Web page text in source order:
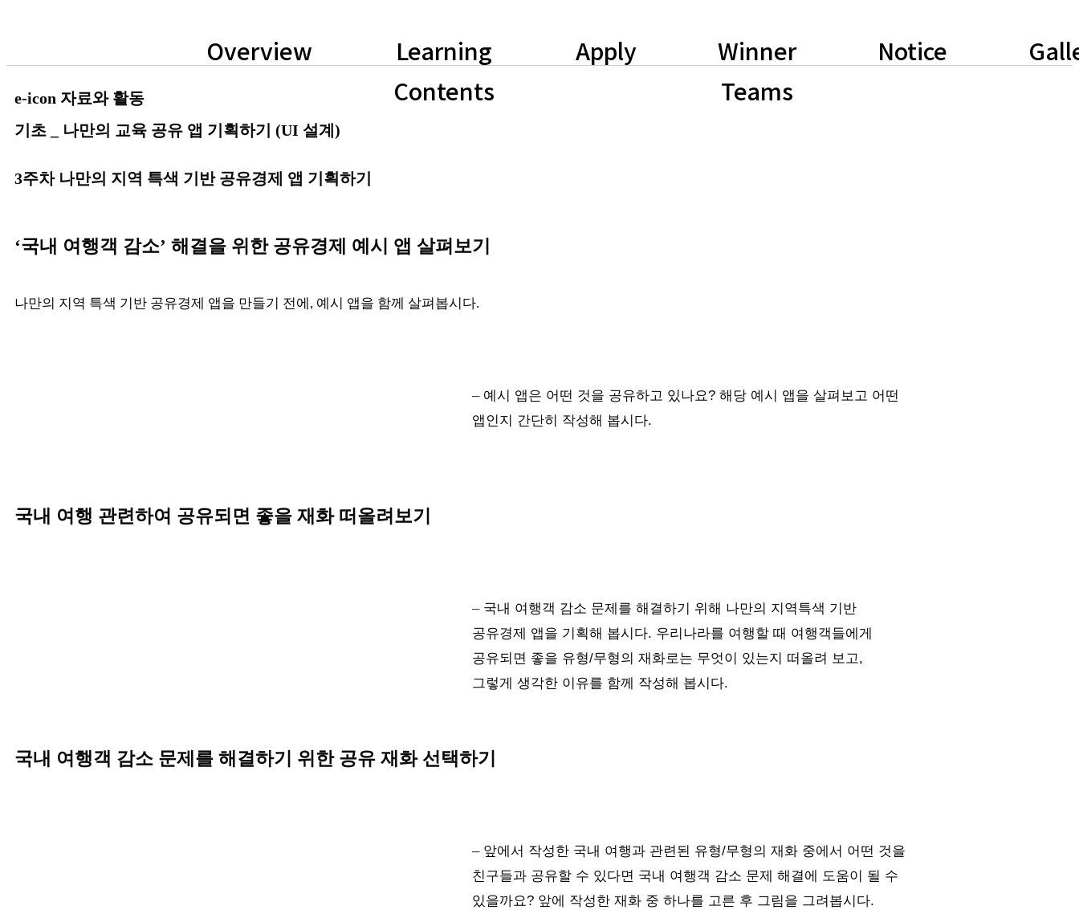
Overview
Learning
Contents
Apply
Winner
Teams
Notice
e-icon 자료와 활동
기초 _ 나만의 교육 공유 앱 기획하기 (UI 설계)
3주차 나만의 지역 특색 기반 공유경제 앱 기획하기
‘국내 여행객 감소’ 해결을 위한 공유경제 예시 앱 살펴보기
나만의 지역 특색 기반 공유경제 앱을 만들기 전에, 예시 앱을 함께 살펴봅시다.
– 예시 앱은 어떤 것을 공유하고 있나요? 해당 예시 앱을 살펴보고 어떤
앱인지 간단히 작성해 봅시다.
국내 여행 관련하여 공유되면 좋을 재화 떠올려보기
– 국내 여행객 감소 문제를 해결하기 위해 나만의 지역특색 기반
공유경제 앱을 기획해 봅시다. 우리나라를 여행할 때 여행객들에게
공유되면 좋을 유형/무형의 재화로는 무엇이 있는지 떠올려 보고,
그렇게 생각한 이유를 함께 작성해 봅시다.
국내 여행객 감소 문제를 해결하기 위한 공유 재화 선택하기
– 앞에서 작성한 국내 여행과 관련된 유형/무형의 재화 중에서 어떤 것을
친구들과 공유할 수 있다면 국내 여행객 감소 문제 해결에 도움이 될 수
있을까요? 앞에 작성한 재화 중 하나를 고른 후 그림을 그려봅시다.